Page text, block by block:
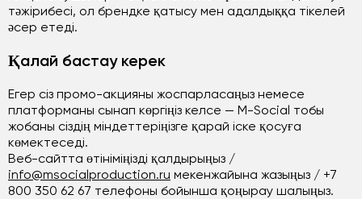
тәжірибесі, ол брендке қатысу мен адалдыққа тікелей
әсер етеді.
Қалай бастау керек
Егер сіз промо-акцияны жоспарласаңыз немесе
платформаны сынап көргіңіз келсе — M-Social тобы
жобаны сіздің міндеттеріңізге қарай іске қосуға
көмектеседі.
Веб-сайтта өтініміңізді қалдырыңыз /
info@msocialproduction.ru мекенжайына жазыңыз / +7
800 350 62 67 телефоны бойынша қоңырау шалыңыз.